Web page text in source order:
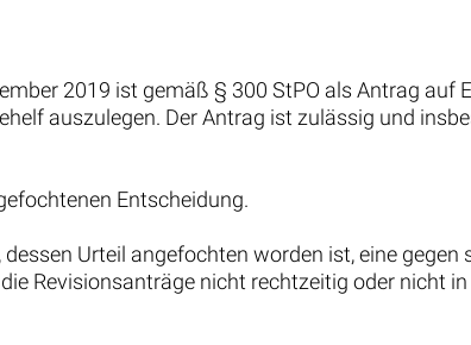
2019 ist gemäß § 300 StPO als Antrag
auszulegen. Der Antrag ist zulässig und
Entscheidung.
Urteil angefochten worden ist, eine
Revisionsanträge nicht rechtzeitig oder nicht